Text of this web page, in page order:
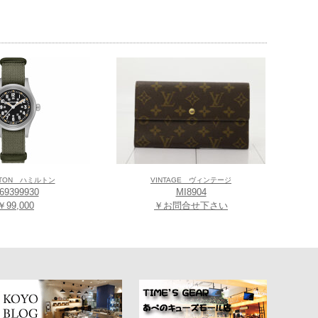
ハミルトン
￥99,000
VINTAGE ヴィンテージ
MI8904
￥お問合せ下さい